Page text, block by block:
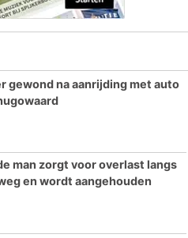
gewond na aanrijding met auto
man zorgt voor overlast langs
en wordt aangehouden